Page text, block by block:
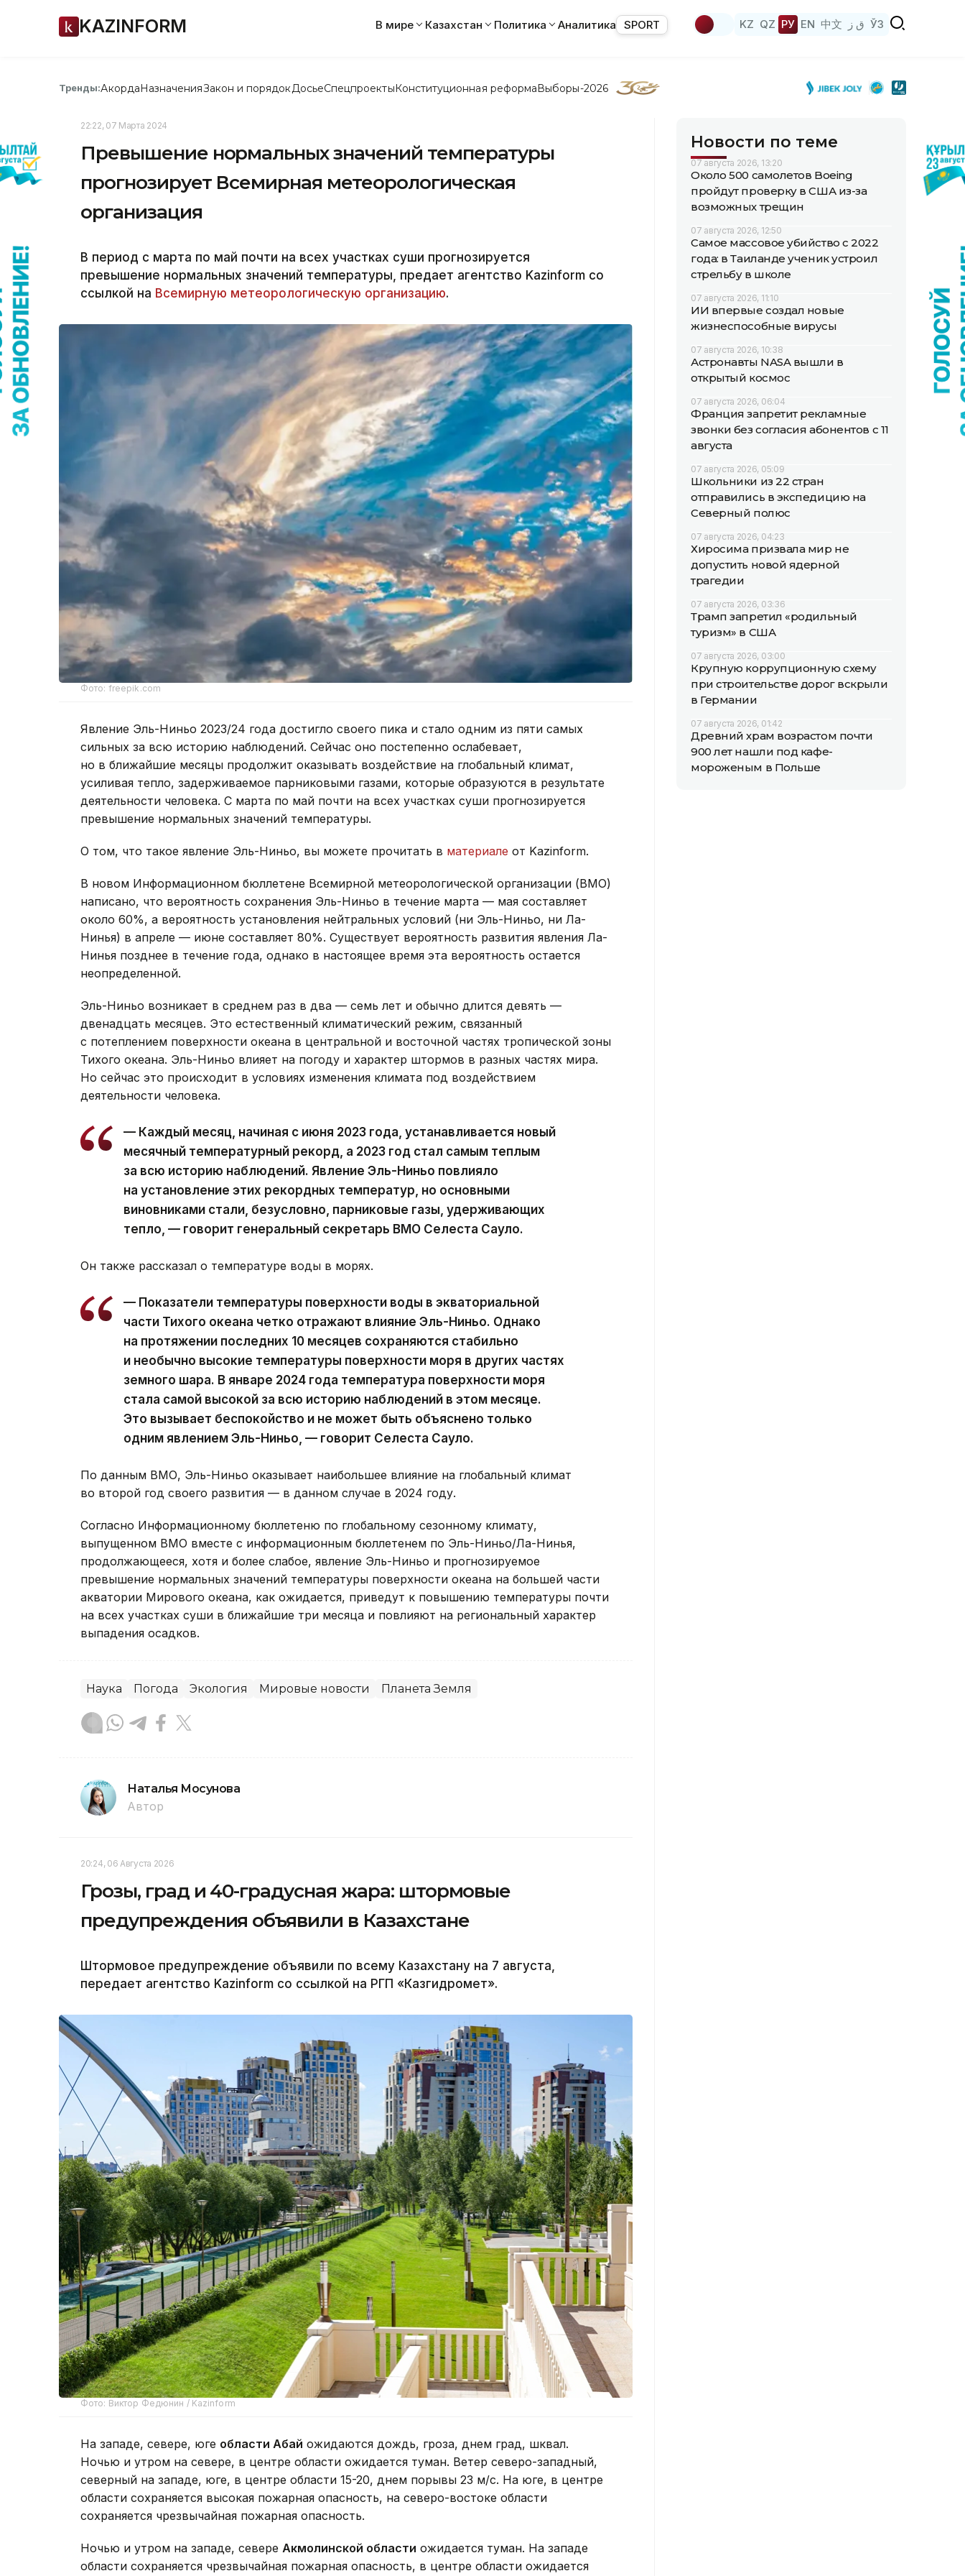
KAZINFORM В мире Казахстан Политика Аналитика SPORT KZ QZ РУ EN 中文 ق ز ЎЗ
Тренды:АкордаНазначенияЗакон и порядок ДосьеСпецпроектыКонституционная реформаВыборы-2026
22:22, 07 Марта 2024
Превышение нормальных значений температуры
прогнозирует Всемирная метеорологическая
организация
В период с марта по май почти на всех участках суши прогнозируется
превышение нормальных значений температуры, предает агентство Kazinform со
ссылкой на Всемирную метеорологическую организацию.
Фото: freepik.com
Явление Эль-Ниньо 2023/24 года достигло своего пика и стало одним из пяти самых
сильных за всю историю наблюдений. Сейчас оно постепенно ослабевает,
но в ближайшие месяцы продолжит оказывать воздействие на глобальный климат,
усиливая тепло, задерживаемое парниковыми газами, которые образуются в результате
деятельности человека. С марта по май почти на всех участках суши прогнозируется
превышение нормальных значений температуры.
О том, что такое явление Эль-Ниньо, вы можете прочитать в материале от Kazinform.
В новом Информационном бюллетене Всемирной метеорологической организации (ВМО)
написано, что вероятность сохранения Эль-Ниньо в течение марта — мая составляет
около 60%, а вероятность установления нейтральных условий (ни Эль-Ниньо, ни Ла-
Нинья) в апреле — июне составляет 80%. Существует вероятность развития явления Ла-
Нинья позднее в течение года, однако в настоящее время эта вероятность остается
неопределенной.
Эль-Ниньо возникает в среднем раз в два — семь лет и обычно длится девять —
двенадцать месяцев. Это естественный климатический режим, связанный
с потеплением поверхности океана в центральной и восточной частях тропической зоны
Тихого океана. Эль-Ниньо влияет на погоду и характер штормов в разных частях мира.
Но сейчас это происходит в условиях изменения климата под воздействием
деятельности человека.
— Каждый месяц, начиная с июня 2023 года, устанавливается новый
месячный температурный рекорд, а 2023 год стал самым теплым
за всю историю наблюдений. Явление Эль-Ниньо повлияло
на установление этих рекордных температур, но основными
виновниками стали, безусловно, парниковые газы, удерживающих
тепло, — говорит генеральный секретарь ВМО Селеста Сауло.
Он также рассказал о температуре воды в морях.
— Показатели температуры поверхности воды в экваториальной
части Тихого океана четко отражают влияние Эль-Ниньо. Однако
на протяжении последних 10 месяцев сохраняются стабильно
и необычно высокие температуры поверхности моря в других частях
земного шара. В январе 2024 года температура поверхности моря
стала самой высокой за всю историю наблюдений в этом месяце.
Это вызывает беспокойство и не может быть объяснено только
одним явлением Эль-Ниньо, — говорит Селеста Сауло.
По данным ВМО, Эль-Ниньо оказывает наибольшее влияние на глобальный климат
во второй год своего развития — в данном случае в 2024 году.
Согласно Информационному бюллетеню по глобальному сезонному климату,
выпущенном ВМО вместе с информационным бюллетенем по Эль-Ниньо/Ла-Нинья,
продолжающееся, хотя и более слабое, явление Эль-Ниньо и прогнозируемое
превышение нормальных значений температуры поверхности океана на большей части
акватории Мирового океана, как ожидается, приведут к повышению температуры почти
на всех участках суши в ближайшие три месяца и повлияют на региональный характер
выпадения осадков.
Наука Погода Экология Мировые новости Планета Земля
Наталья Мосунова
Автор
20:24, 06 Августа 2026
Грозы, град и 40-градусная жара: штормовые
предупреждения объявили в Казахстане
Штормовое предупреждение объявили по всему Казахстану на 7 августа,
передает агентство Kazinform со ссылкой на РГП «Казгидромет».
Фото: Виктор Федюнин / Kazinform
На западе, севере, юге области Абай ожидаются дождь, гроза, днем град, шквал.
Ночью и утром на севере, в центре области ожидается туман. Ветер северо-западный,
северный на западе, юге, в центре области 15-20, днем порывы 23 м/с. На юге, в центре
области сохраняется высокая пожарная опасность, на северо-востоке области
сохраняется чрезвычайная пожарная опасность.
Ночью и утром на западе, севере Акмолинской области ожидается туман. На западе
области сохраняется чрезвычайная пожарная опасность, в центре области ожидается
Новости по теме
07 августа 2026, 13:20
Около 500 самолетов Boeing
пройдут проверку в США из-за
возможных трещин
07 августа 2026, 12:50
Самое массовое убийство с 2022
года: в Таиланде ученик устроил
стрельбу в школе
07 августа 2026, 11:10
ИИ впервые создал новые
жизнеспособные вирусы
07 августа 2026, 10:38
Астронавты NASA вышли в
открытый космос
07 августа 2026, 06:04
Франция запретит рекламные
звонки без согласия абонентов с 11
августа
07 августа 2026, 05:09
Школьники из 22 стран
отправились в экспедицию на
Северный полюс
07 августа 2026, 04:23
Хиросима призвала мир не
допустить новой ядерной
трагедии
07 августа 2026, 03:36
Трамп запретил «родильный
туризм» в США
07 августа 2026, 03:00
Крупную коррупционную схему
при строительстве дорог вскрыли
в Германии
07 августа 2026, 01:42
Древний храм возрастом почти
900 лет нашли под кафе-
мороженым в Польше